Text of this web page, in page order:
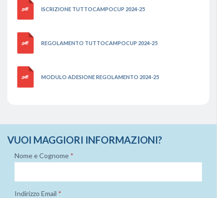
ISCRIZIONE TUTTOCAMPOCUP 2024-25
REGOLAMENTO TUTTOCAMPOCUP 2024-25
MODULO ADESIONE REGOLAMENTO 2024-25
VUOI MAGGIORI INFORMAZIONI?
Nome e Cognome *
Indirizzo Email *